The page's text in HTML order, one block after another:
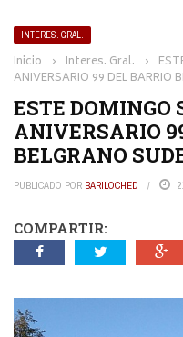
INTERES. GRAL.
Inicio › Interes. Gral. ›
ANIVERSARIO 99 DEL BARRIO
ESTE DOMINGO
ANIVERSARIO
BELGRANO
PUBLICADO POR BARILOCHED
COMPARTIR: